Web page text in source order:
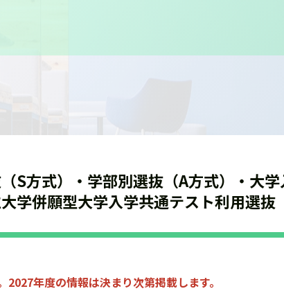
方式）・学部別選抜（A方式）・大
学併願型大学入学共通テスト利用選抜
年度の情報は決まり次第掲載します。